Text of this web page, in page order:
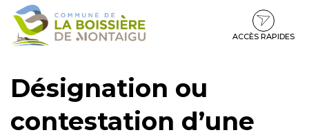
Gestion des traceurs
Aller
Aller
contenu
Aller
pied
ACCÈS RAPIDES
Désignation ou
contestation d’une